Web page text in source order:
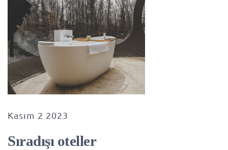
Kasım 2 2023
Sıradışı oteller